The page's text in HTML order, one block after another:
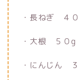
・長ねぎ ４
・大根 ５０g
・にんじん